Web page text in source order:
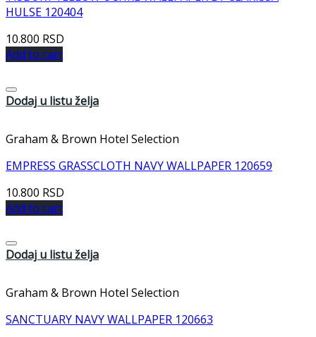
HULSE 120404
10.800 RSD
Add to cart
Dodaj u listu želja
Graham & Brown Hotel Selection
EMPRESS GRASSCLOTH NAVY WALLPAPER 120659
10.800 RSD
Add to cart
Dodaj u listu želja
Graham & Brown Hotel Selection
SANCTUARY NAVY WALLPAPER 120663